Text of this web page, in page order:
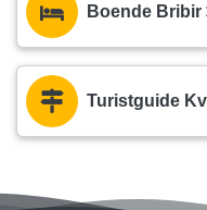
Boende Bribir
Turistguide